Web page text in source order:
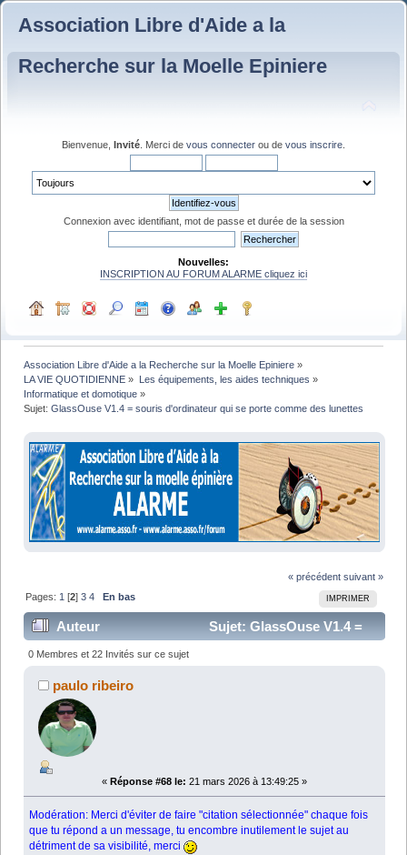
Association Libre d'Aide a la
Recherche sur la Moelle Epiniere
Bienvenue, Invité . Merci de vous connecter ou de vous inscrire
Connexion avec identifiant, mot de passe et durée de la session
Nouvelles:
INSCRIPTION AU FORUM ALARME cliquez ici
Association Libre d'Aide a la Recherche sur la Moelle Epiniere »
LA VIE QUOTIDIENNE » Les équipements, les aides techniques »
Informatique et domotique »
Sujet:GlassOuse V1.4 = souris d'ordinateur qui se porte comme des lunettes
« précédent suivant »
IMPRIMER
Pages: 1 [2]3 4 En bas
Auteur
Sujet: GlassOuse V1.4 =
souris d'ordinateur qui se porte comme des lunettes
(Lu 835552 fois)
0 Membres et 22 Invités sur ce sujet
paulo ribeiro
« Réponse #68 le: 21 mars 2026 à 13:49:25 »
Modération: Merci d'éviter de faire "citation sélectionnée" chaque fois
que tu répond a un message, tu encombre inutilement le sujet au
détriment de sa visibilité, merci